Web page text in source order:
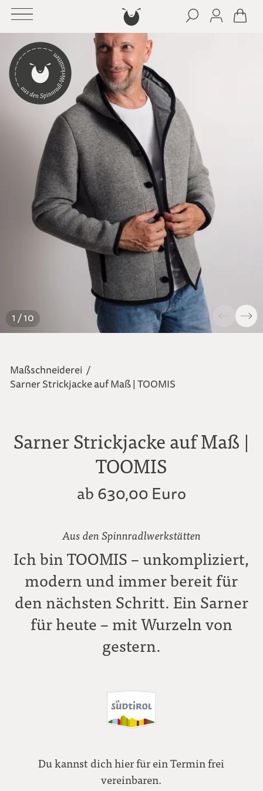
1 / 10
Maßschneiderei /
Sarner Strickjacke auf Maß | TOOMIS
Sarner Strickjacke auf Maß |
TOOMIS
ab 630,00 Euro
Aus den Spinnradlwerkstätten
Ich bin TOOMIS – unkompliziert,
modern und immer bereit für
den nächsten Schritt. Ein Sarner
für heute – mit Wurzeln von
gestern.
Du kannst dich hier für ein Termin frei
vereinbaren.